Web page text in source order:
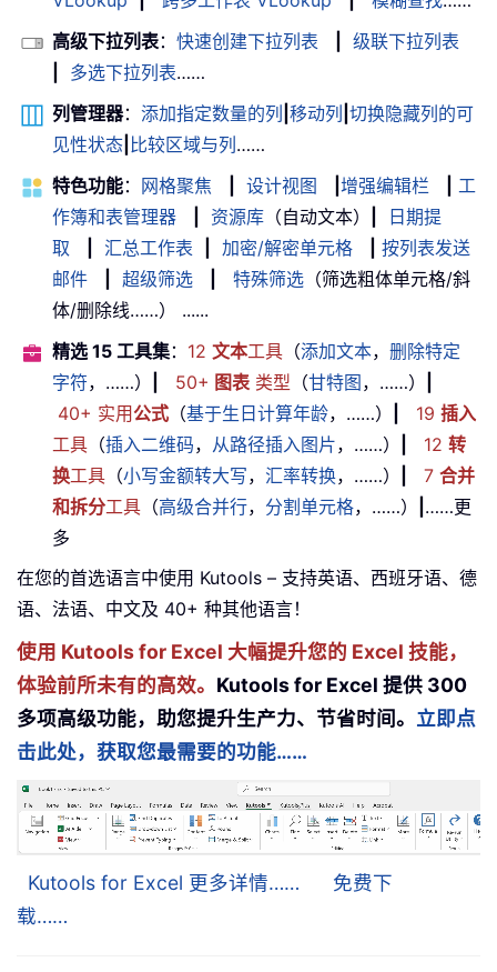
高级下拉列表： 快速创建下拉列表
级联下拉列表
多选下拉列表……
列管理器： 添加指定数量的列 移动列 切换隐藏列的可
见性状态 比较区域与列 ……
特色功能： 网格聚焦 设计视图 增强编辑栏
工
作簿和表管理器
资源库 （自动文本）
日期提
取
汇总工作表 加密/解密单元格
按列表发送
邮件
超级筛选 特殊筛选 （筛选粗体单元格/斜
体/删除线……） ......
精选 15 工具集： 12 文本工具 （添加文本， 删除特定
字符，……） 50+ 图表类型 （甘特图 ，……）
40+ 实用公式 （基于生日计算年龄，……） 19 插入
工具 （插入二维码， 从路径插入图片，……） 12 转
换工具 （小写金额转大写， 汇率转换，……） 7 合并
和拆分工具 （高级合并行， 分割单元格，……）
……更
多
在您的首选语言中使用 Kutools – 支持英语、西班牙语、德
语、法语、中文及 40+ 种其他语言！
使用 Kutools for Excel 大幅提升您的 Excel 技能，
体验前所未有的高效。 Kutools for Excel 提供 300
多项高级功能，助您提升生产力、节省时间。 立即点
击此处，获取您最需要的功能……
Kutools for Excel 更多详情……
免费下
载……